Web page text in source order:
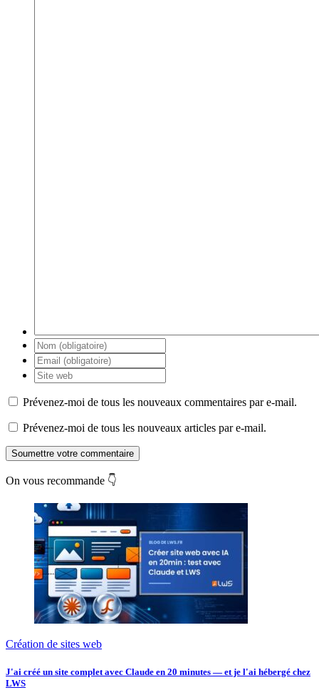
Prévenez-moi de tous les nouveaux commentaires par e-mail.
Prévenez-moi de tous les nouveaux articles par e-mail.
Soumettre votre commentaire
On vous recommande 👇
Création de sites web
J'ai créé un site complet avec Claude en 20 minutes — et je l'ai hébergé chez
LWS